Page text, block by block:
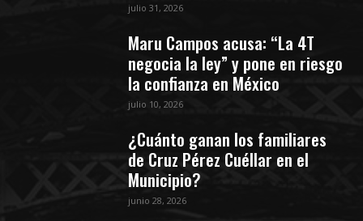
julio 31, 2026
Maru Campos acusa: “La 4T
negocia la ley” y pone en riesgo
la confianza en México
julio 10, 2026
¿Cuánto ganan los familiares
de Cruz Pérez Cuéllar en el
Municipio?
junio 28, 2026